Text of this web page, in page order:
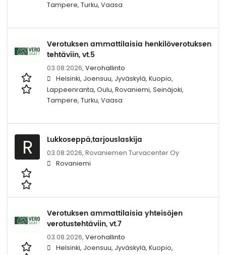
Tampere, Turku, Vaasa
Verotuksen ammattilaisia henkilöverotuksen
tehtäviin, vt.5
03.08.2026, Verohallinto
Helsinki, Joensuu, Jyväskylä, Kuopio,
Lappeenranta, Oulu, Rovaniemi, Seinäjoki,
Tampere, Turku, Vaasa
R Lukkoseppä,tarjouslaskija
03.08.2026, Rovaniemen Turvacenter Oy
Rovaniemi
Verotuksen ammattilaisia yhteisöjen
verotustehtäviin, vt.7
03.08.2026, Verohallinto
Helsinki, Joensuu, Jyväskylä, Kuopio,